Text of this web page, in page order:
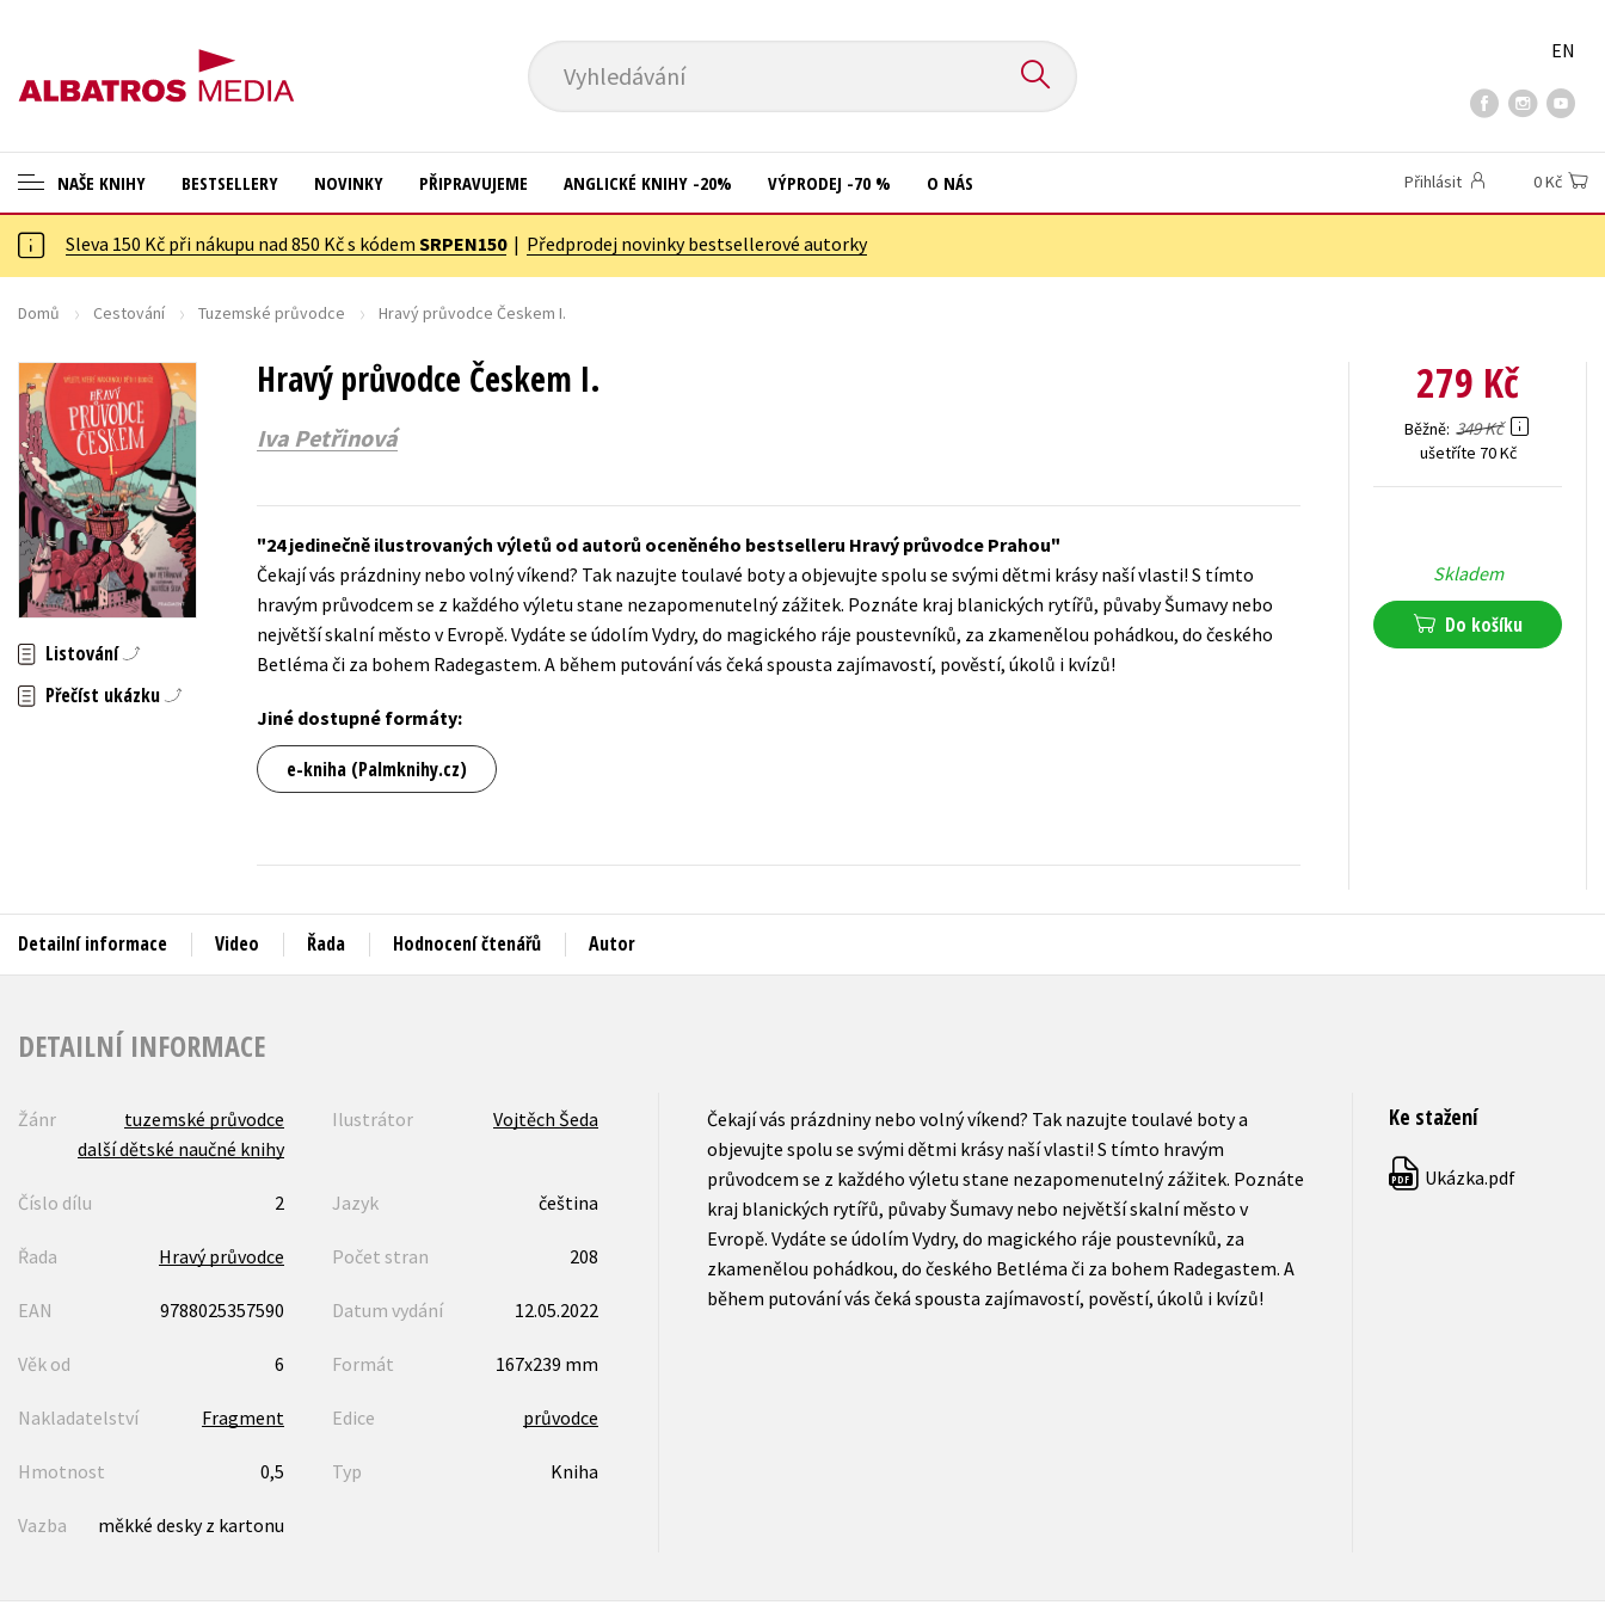
Vyhledávání
EN
NAŠE KNIHY
ANGLICKÉ KNIHY -20 %
VÝPRODEJ -70 %
ASTERIX S DÁRKEM
🎁DÁRKOVÉ PUBLIKACE
✉️ DÁRKOVÉ POUKAZY
Auto - moto
Beletrie pro děti
Cestování
Dárkové publikace
Digitální fotografie
Esoterika a duchovní svět
Jazyky
Kalendáře
Kariéra a osobní rozvoj
Komiks
Populárně - naučná pro dospělé
Populárně - naučné pro děti
Předškoláci
Příroda a zahrada
Young adult
Young adult (SK)
Zahraniční literatura
Zdraví a životní styl
BESTSELLERY NOVINKY PŘIPRAVUJEME ANGLICKÉ KNIHY -20% VÝPRODEJ -70 % O NÁS Přihlásit 0 Kč
Sleva 150 Kč při nákupu nad 850 Kč s kódem SRPEN150| Předprodej novinky bestsellerové autorky
Domů Cestování Tuzemské průvodce Hravý průvodce Českem I.
Hravý průvodce Českem I.
Iva Petřinová
Listování
Přečíst ukázku
24 jedinečně ilustrovaných výletů od autorů oceněného bestselleru Hravý průvodce Prahou
Čekají vás prázdniny nebo volný víkend? Tak nazujte toulavé boty a objevujte spolu se svými dětmi krásy naší vlasti! S tímto
hravým průvodcem se z každého výletu stane nezapomenutelný zážitek. Poznáte kraj blanických rytířů, půvaby Šumavy nebo
největší skalní město v Evropě. Vydáte se údolím Vydry, do magického ráje poustevníků, za zkamenělou pohádkou, do českého
Betléma či za bohem Radegastem. A během putování vás čeká spousta zajímavostí, pověstí, úkolů i kvízů!
Jiné dostupné formáty:
e-kniha (Palmknihy.cz)
279 Kč
Běžně 349 Kč
ušetříte 70 Kč
Skladem
Do košíku
Detailní informace Video Řada Hodnocení čtenářů Autor
DETAILNÍ INFORMACE
Žánr
tuzemské průvodce
další dětské naučné knihy
Ilustrátor Vojtěch Šeda
Číslo dílu 2 Jazyk čeština
Řada Hravý průvodce Počet stran 208
EAN 9788025357590 Datum vydání 12.05.2022
Věk od 6 Formát 167x239 mm
Nakladatelství Fragment Edice průvodce
Hmotnost 0,5 Typ Kniha
Vazba měkké desky z kartonu
Čekají vás prázdniny nebo volný víkend? Tak nazujte toulavé boty a
objevujte spolu se svými dětmi krásy naší vlasti! S tímto hravým
průvodcem se z každého výletu stane nezapomenutelný zážitek. Poznáte
kraj blanických rytířů, půvaby Šumavy nebo největší skalní město v
Evropě. Vydáte se údolím Vydry, do magického ráje poustevníků, za
zkamenělou pohádkou, do českého Betléma či za bohem Radegastem. A
během putování vás čeká spousta zajímavostí, pověstí, úkolů i kvízů!
Ke stažení
PDF Ukázka.pdf